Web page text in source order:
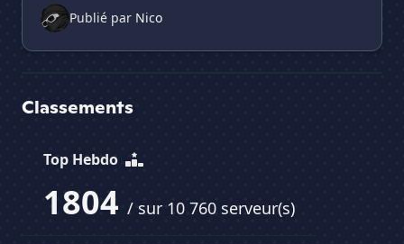
Publié par Nico
Classements
Top Hebdo
1804 / sur 10 760 serveur(s)